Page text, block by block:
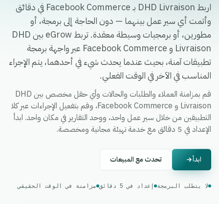
اربط DHD Livraison بـ Facebook Commerce في دقائق
وأتمت أي سير عمل بينهما — دون الحاجة إلى برمجة، أو
مطورين، أو برمجيات وسيطة معقدة. تربط eGrow بين DHD
Livraison و Facebook Commerce عبر واجهة برمجة
تطبيقات آمنة، بحيث عندما يحدث شيء في أحدهما، يتم الإجراء
المناسب في الآخر في الوقت الفعلي.
قم بمزامنة العملاء والطلبات والحالات وأي حقل مخصص بين DHD
Livraison و Facebook Commerce، وقم بتفعيل الإجراءات عبر كلا
التطبيقين من خلال سير عمل واحد، ووحد التقارير في مكان واحد. ابدأ
الإعداد في 5 دقائق مع خدمة تهيئة مجانية ومخصصة.
ابدأ تحدث مع المبيعات
لا يتطلب البرمجة إعداد في 5 دقائق مزامنة في الوقت الحقيقي